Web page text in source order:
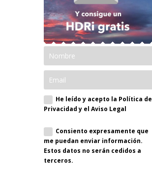
He leído y acepto la Política de
Privacidad y el Aviso Legal
Consiento expresamente que
me puedan enviar información.
Estos datos no serán cedidos a
terceros.